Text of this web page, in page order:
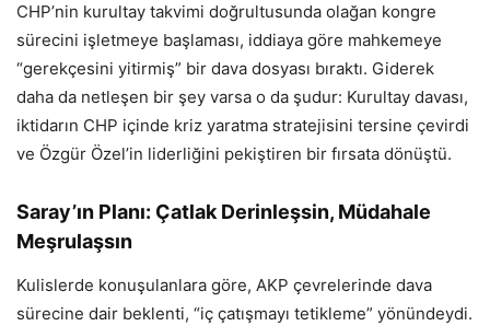
CHP’nin kurultay takvimi doğrultusunda olağan kongre
sürecini işletmeye başlaması, iddiaya göre mahkemeye
“gerekçesini yitirmiş” bir dava dosyası bıraktı. Giderek
daha da netleşen bir şey varsa o da şudur: Kurultay davası,
iktidarın CHP içinde kriz yaratma stratejisini tersine çevirdi
ve Özgür Özel’in liderliğini pekiştiren bir fırsata dönüştü.
Saray’ın Planı: Çatlak Derinleşsin, Müdahale
Meşrulaşsın
Kulislerde konuşulanlara göre, AKP çevrelerinde dava
sürecine dair beklenti, “iç çatışmayı tetikleme” yönündeydi.